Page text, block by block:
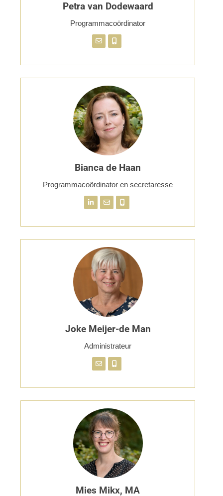
Petra van Dodewaard
Programmacoördinator
Bianca de Haan
Programmacoördinator en secretaresse
Joke Meijer-de Man
Administrateur
Mies Mikx, MA